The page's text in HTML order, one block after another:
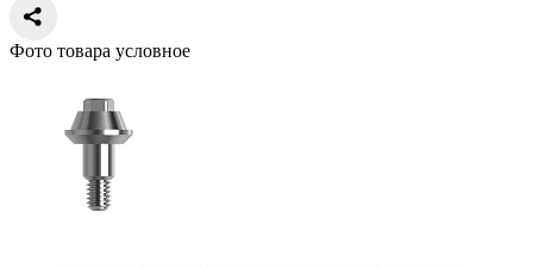
Фото товара условное